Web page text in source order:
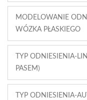
MODELOWANIE
WÓZKA PŁASKIEGO
TYP ODNIESIENIA-
PASEM)
TYP ODNIESIENIA-